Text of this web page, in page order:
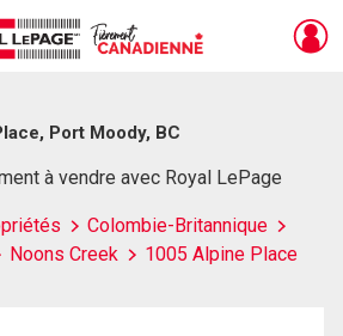
Port Moody, BC
à vendre avec Royal LePage
Colombie-Britannique
Noons Creek 1005 Alpine Place